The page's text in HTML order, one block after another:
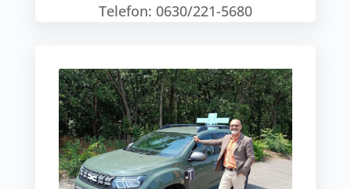
Telefon: 0630/221-5680